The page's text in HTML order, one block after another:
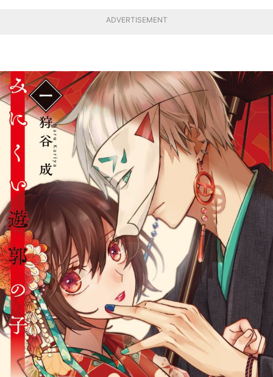
ADVERTISEMENT